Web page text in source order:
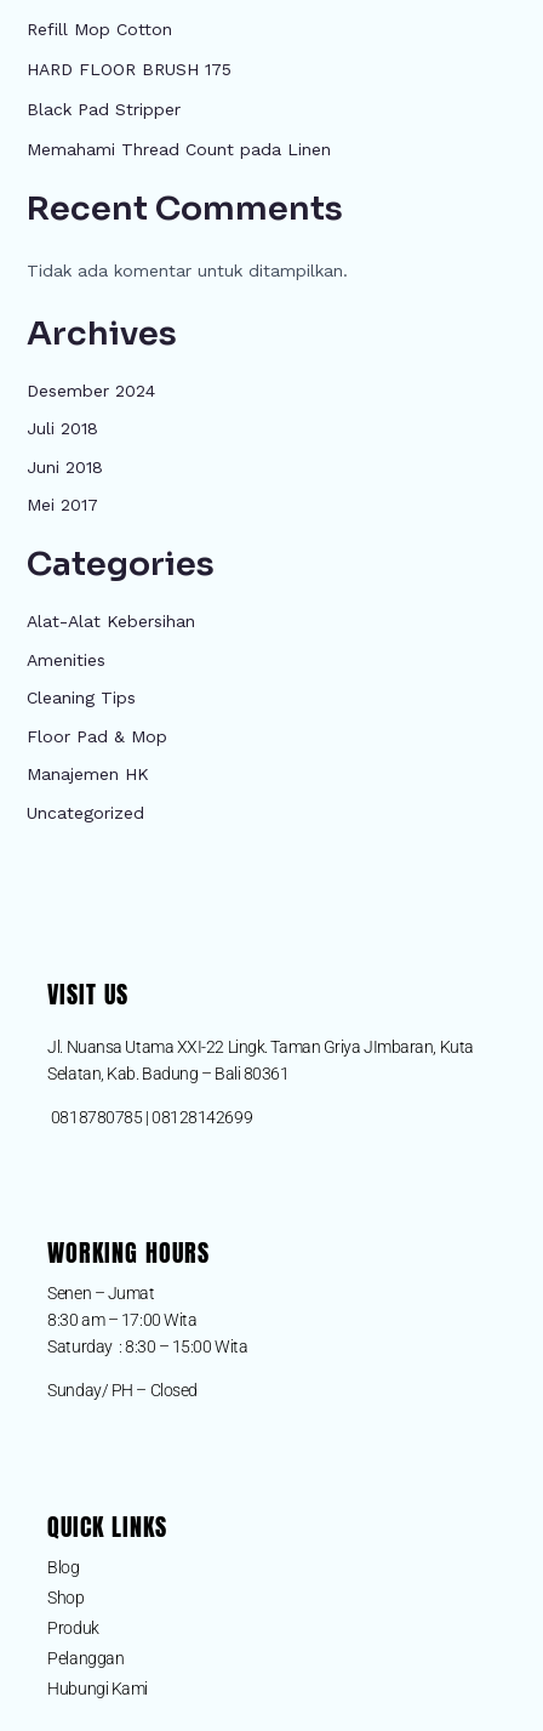
Refill Mop Cotton
HARD FLOOR BRUSH 175
Black Pad Stripper
Memahami Thread Count pada Linen
Recent Comments
Tidak ada komentar untuk ditampilkan.
Archives
Desember 2024
Juli 2018
Juni 2018
Mei 2017
Categories
Alat-Alat Kebersihan
Amenities
Cleaning Tips
Floor Pad & Mop
Manajemen HK
Uncategorized
VISIT US
Jl. Nuansa Utama XXI-22 Lingk. Taman Griya JImbaran, Kuta
Selatan, Kab. Badung – Bali 80361
0818780785 | 08128142699
WORKING HOURS
Senen – Jumat
8:30 am – 17:00 Wita
Saturday : 8:30 – 15:00 Wita
Sunday/ PH – Closed
QUICK LINKS
Blog
Shop
Produk
Pelanggan
Hubungi Kami